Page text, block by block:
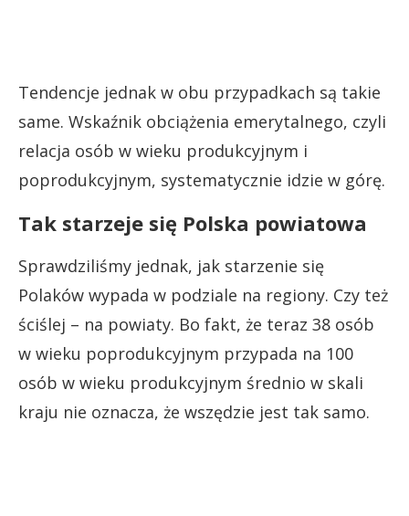
Tendencje jednak w obu przypadkach są takie
same. Wskaźnik obciążenia emerytalnego, czyli
relacja osób w wieku produkcyjnym i
poprodukcyjnym, systematycznie idzie w górę.
Tak starzeje się Polska powiatowa
Sprawdziliśmy jednak, jak starzenie się
Polaków wypada w podziale na regiony. Czy też
ściślej – na powiaty. Bo fakt, że teraz 38 osób
w wieku poprodukcyjnym przypada na 100
osób w wieku produkcyjnym średnio w skali
kraju nie oznacza, że wszędzie jest tak samo.